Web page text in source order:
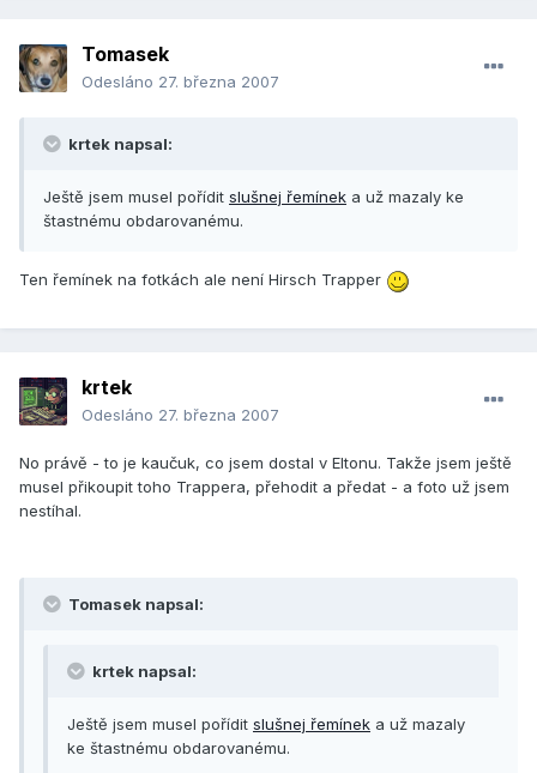
Tomasek
Odesláno 27. března 2007
krtek napsal:
Ještě jsem musel pořídit slušnej řemínek a už mazaly ke
štastnému obdarovanému.
Ten řemínek na fotkách ale není Hirsch Trapper
krtek
Odesláno 27. března 2007
No právě - to je kaučuk, co jsem dostal v Eltonu. Takže jsem ještě
musel přikoupit toho Trappera, přehodit a předat - a foto už jsem
nestíhal.
Tomasek napsal:
krtek napsal:
Ještě jsem musel pořídit slušnej řemínek a už mazaly
ke štastnému obdarovanému.